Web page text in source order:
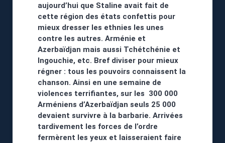
aujourd’hui que Staline avait fait de
cette région des états confettis pour
mieux dresser les ethnies les unes
contre les autres. Arménie et
Azerbaïdjan mais aussi Tchétchénie et
Ingouchie, etc. Bref diviser pour mieux
régner : tous les pouvoirs connaissent la
chanson. Ainsi en une semaine de
violences terrifiantes, sur les 300 000
Arméniens d’Azerbaïdjan seuls 25 000
devaient survivre à la barbarie. Arrivées
tardivement les forces de l’ordre
fermèrent les yeux et laisseraient faire